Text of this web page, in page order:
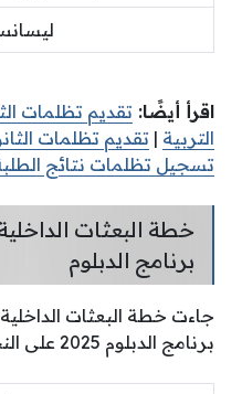
اقرأ أيضًا: تقديم تظلمات
التربية | تقديم تظلمات
تسجيل تظلمات نتائج
خطة البعثات
برنامج الدبلوم
جاءت خطة البعثات
برنامج الدبلوم 2025 على النحو التالي: